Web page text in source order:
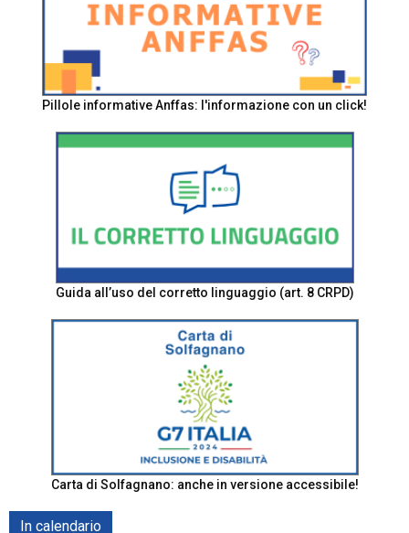
Pillole informative Anffas: l'informazione con un click!
Guida all’uso del corretto linguaggio (art. 8 CRPD)
Carta di Solfagnano: anche in versione accessibile!
In calendario